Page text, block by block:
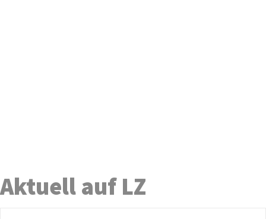
Aktuell auf LZ